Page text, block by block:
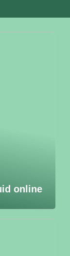
online